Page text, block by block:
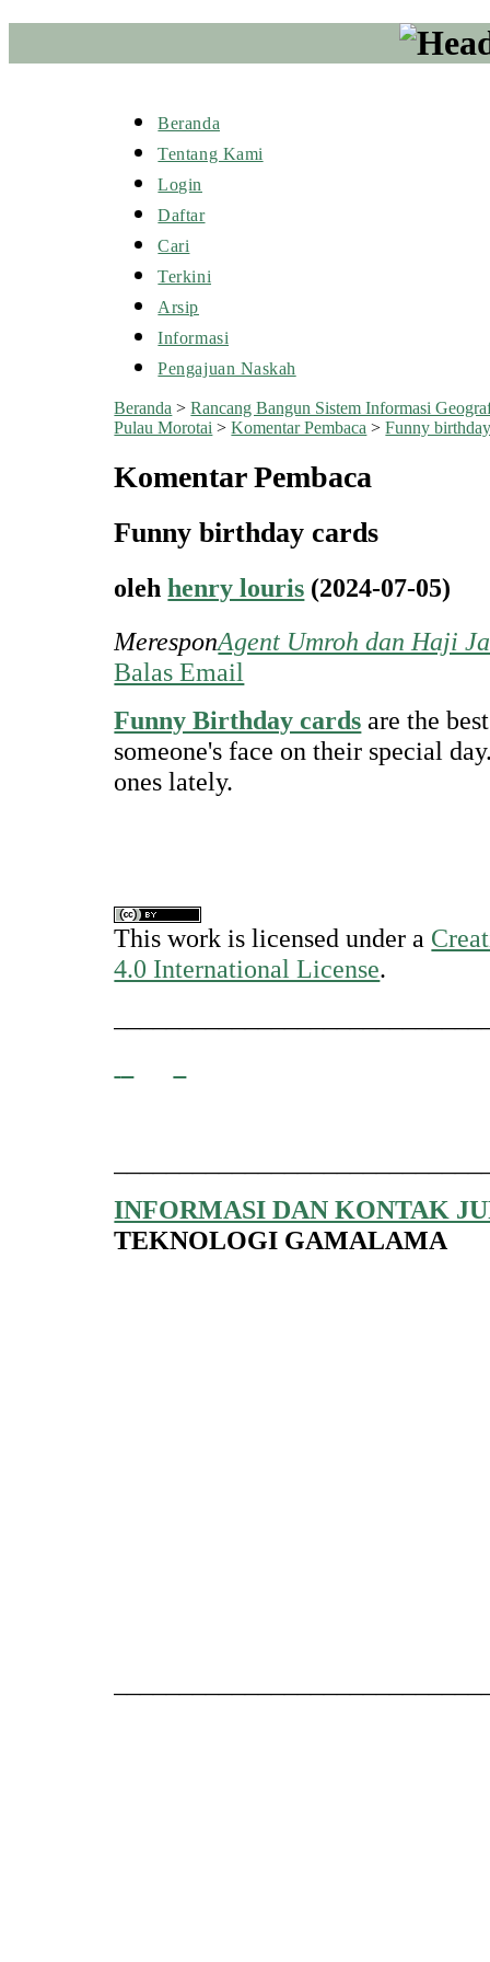
Beranda
Tentang Kami
Login
Daftar
Cari
Terkini
Arsip
Informasi
Pengajuan Naskah
Beranda >Rancang Bangun Sistem Informasi
Pulau Morotai >Komentar Pembaca >Funny
Komentar Pembaca
Funny birthday cards
olehhenry louris (2024-07-05)
MeresponAgent Umroh dan Haji
Balas Email
Funny Birthday cards are the
someone's face on their special
ones lately.
This work is licensed under a
4.0 International License.
INFORMASI DAN KONTAK
TEKNOLOGI GAMALAMA